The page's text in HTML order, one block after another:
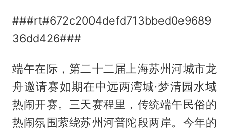
###rt#672c2004defd713bbed0e9689
36dd426###
端午在际，第二十二届上海苏州河城市龙
舟邀请赛如期在中远两湾城·梦清园水域
热闹开赛。三天赛程里，传统端午民俗的
热闹氛围萦绕苏州河普陀段两岸。今年的